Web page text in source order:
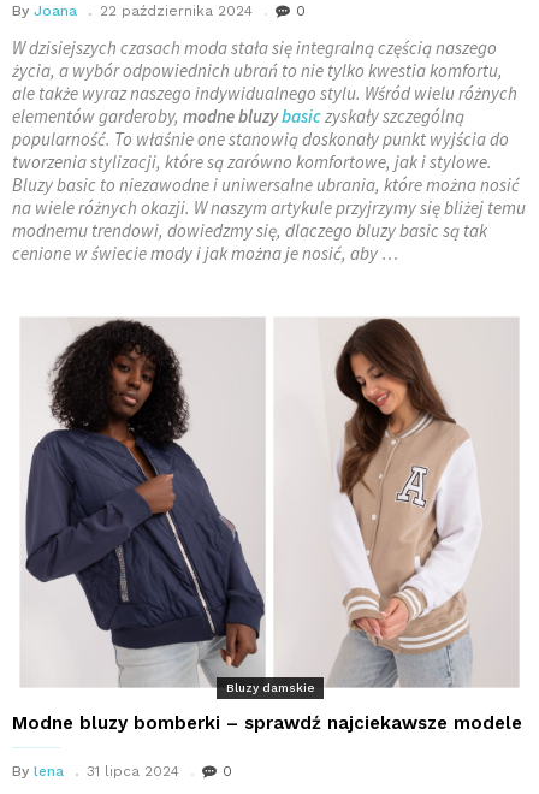
By Joana 22 października 2024 0
W dzisiejszych czasach moda stała się integralną częścią naszego
życia, a wybór odpowiednich ubrań to nie tylko kwestia komfortu,
ale także wyraz naszego indywidualnego stylu. Wśród wielu różnych
elementów garderoby, modne bluzybasiczyskały szczególną
popularność. To właśnie one stanowią doskonały punkt wyjścia do
tworzenia stylizacji, które są zarówno komfortowe, jak i stylowe.
Bluzy basic to niezawodne i uniwersalne ubrania, które można nosić
na wiele różnych okazji. W naszym artykule przyjrzymy się bliżej temu
modnemu trendowi, dowiedzmy się, dlaczego bluzy basic są tak
cenione w świecie mody i jak można je nosić, aby …
Bluzy damskie
Modne bluzy bomberki – sprawdź najciekawsze modele
By lena 31 lipca 2024 0